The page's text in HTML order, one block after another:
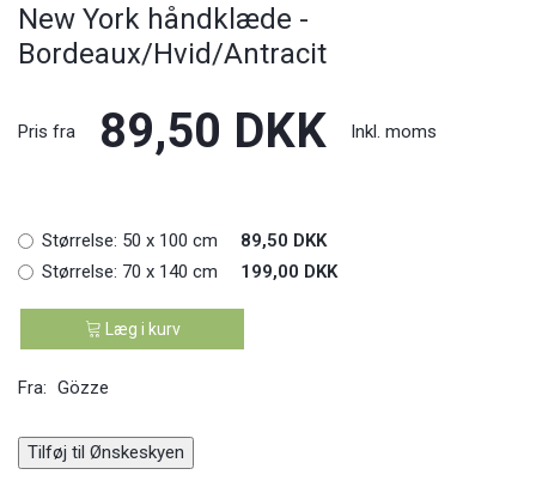
New York håndklæde -
Bordeaux/Hvid/Antracit
Pris fra 89,50 DKK Inkl. moms
Størrelse: 50 x 100 cm
89,50 DKK
Størrelse: 70 x 140 cm 199,00 DKK
Læg i kurv
Fra: Gözze
Tilføj til Ønskeskyen